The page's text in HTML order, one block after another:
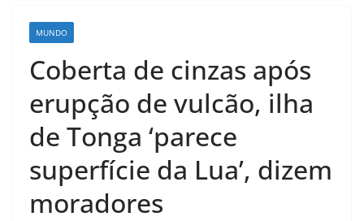
MUNDO
Coberta de cinzas após
erupção de vulcão, ilha
de Tonga ‘parece
superfície da Lua’, dizem
moradores